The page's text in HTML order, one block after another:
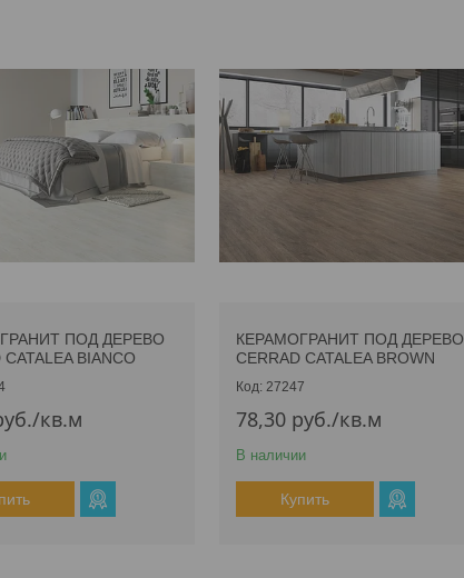
ПОД ДЕРЕВО
CATALEA BIANCO
/кв.м
КЕРАМОГРАНИТ ПОД ДЕРЕВО
CERRAD CATALEA BROWN
27247
78,30 руб./кв.м
В наличии
Купить